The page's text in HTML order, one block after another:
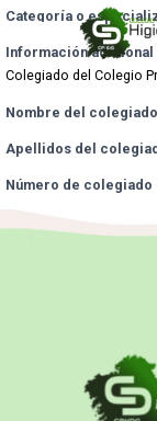
Categoría o
Información adicional
Colegiado del Colegio
Nombre del colegiado
Apellidos del
Número de colegiado